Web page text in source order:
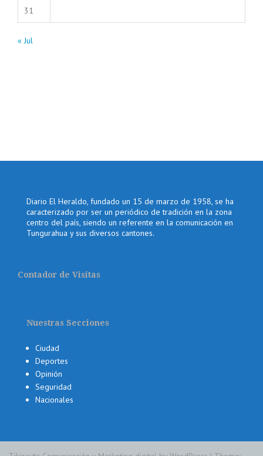
31
« Jul
Diario El Heraldo, fundado un 15 de marzo de 1958, se ha
caracterizado por ser un periódico de tradición en la zona
centro del país, siendo un referente en la comunicación en
Tungurahua y sus diversos cantones.
Contador de Visitas
Nuestras Secciones
Ciudad
Deportes
Opinión
Seguridad
Nacionales